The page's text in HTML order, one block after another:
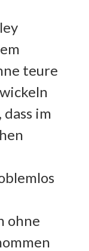
teure
im
ohne